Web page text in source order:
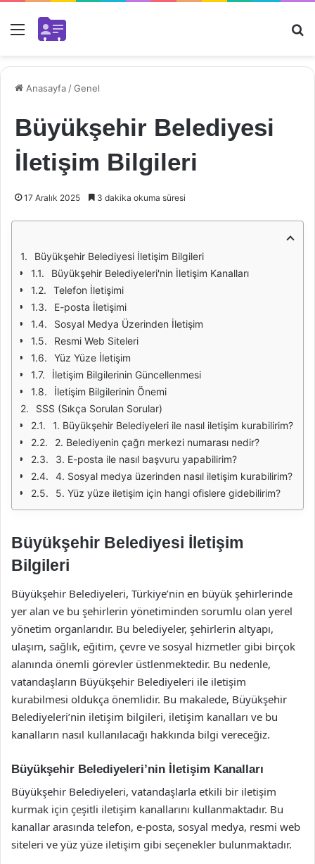
Menü
Anasayfa /Genel
Büyükşehir Belediyesi
İletişim Bilgileri
17 Aralık 2025 3 dakika okuma süresi
Büyükşehir Belediyesi İletişim Bilgileri
Büyükşehir Belediyeleri'nin İletişim Kanalları
Telefon İletişimi
E-posta İletişimi
Sosyal Medya Üzerinden İletişim
Resmi Web Siteleri
Yüz Yüze İletişim
İletişim Bilgilerinin Güncellenmesi
İletişim Bilgilerinin Önemi
SSS (Sıkça Sorulan Sorular)
1. Büyükşehir Belediyeleri ile nasıl iletişim kurabilirim?
2. Belediyenin çağrı merkezi numarası nedir?
3. E-posta ile nasıl başvuru yapabilirim?
4. Sosyal medya üzerinden nasıl iletişim kurabilirim?
5. Yüz yüze iletişim için hangi ofislere gidebilirim?
Büyükşehir Belediyesi İletişim
Bilgileri
Büyükşehir Belediyeleri, Türkiye’nin en büyük şehirlerinde
yer alan ve bu şehirlerin yönetiminden sorumlu olan yerel
yönetim organlarıdır. Bu belediyeler, şehirlerin altyapı,
ulaşım, sağlık, eğitim, çevre ve sosyal hizmetler gibi birçok
alanında önemli görevler üstlenmektedir. Bu nedenle,
vatandaşların Büyükşehir Belediyeleri ile iletişim
kurabilmesi oldukça önemlidir. Bu makalede, Büyükşehir
Belediyeleri’nin iletişim bilgileri, iletişim kanalları ve bu
kanalların nasıl kullanılacağı hakkında bilgi vereceğiz.
Büyükşehir Belediyeleri’nin İletişim Kanalları
Büyükşehir Belediyeleri, vatandaşlarla etkili bir iletişim
kurmak için çeşitli iletişim kanallarını kullanmaktadır. Bu
kanallar arasında telefon, e-posta, sosyal medya, resmi web
siteleri ve yüz yüze iletişim gibi seçenekler bulunmaktadır.